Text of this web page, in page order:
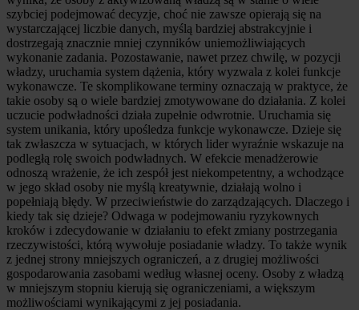
szybciej podejmować decyzje, choć nie zawsze opierają się na
wystarczającej liczbie danych, myślą bardziej abstrakcyjnie i
dostrzegają znacznie mniej czynników uniemożliwiających
wykonanie zadania. Pozostawanie, nawet przez chwilę, w pozycji
władzy, uruchamia system dążenia, który wyzwala z kolei funkcje
wykonawcze. Te skomplikowane terminy oznaczają w praktyce, że
takie osoby są o wiele bardziej zmotywowane do działania. Z kolei
uczucie podwładności działa zupełnie odwrotnie. Uruchamia się
system unikania, który upośledza funkcje wykonawcze. Dzieje się
tak zwłaszcza w sytuacjach, w których lider wyraźnie wskazuje na
podległą rolę swoich podwładnych. W efekcie menadżerowie
odnoszą wrażenie, że ich zespół jest niekompetentny, a wchodzące
w jego skład osoby nie myślą kreatywnie, działają wolno i
popełniają błędy. W przeciwieństwie do zarządzających. Dlaczego i
kiedy tak się dzieje? Odwaga w podejmowaniu ryzykownych
kroków i zdecydowanie w działaniu to efekt zmiany postrzegania
rzeczywistości, którą wywołuje posiadanie władzy. To także wynik
z jednej strony mniejszych ograniczeń, a z drugiej możliwości
gospodarowania zasobami według własnej oceny. Osoby z władzą
w mniejszym stopniu kierują się ograniczeniami, a większym
możliwościami wynikającymi z jej posiadania.